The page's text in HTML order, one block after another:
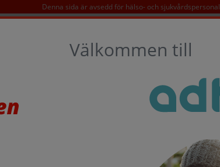
Denna sida är avsedd för hälso- och sjukvårdspersonal
TAKEDA OCH ADHD
Välkommen till